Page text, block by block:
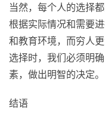
当然，每个人的选择
根据实际情况和需要
和教育环境，而穷人
选择时，我们必须明
素，做出明智的决定。
结语